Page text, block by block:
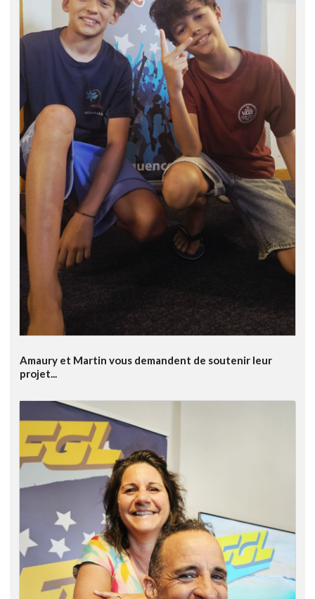
Amaury et Martin vous demandent de soutenir leur
projet...